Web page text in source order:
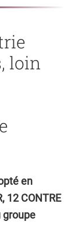
loin
en
12 CONTRE
groupe